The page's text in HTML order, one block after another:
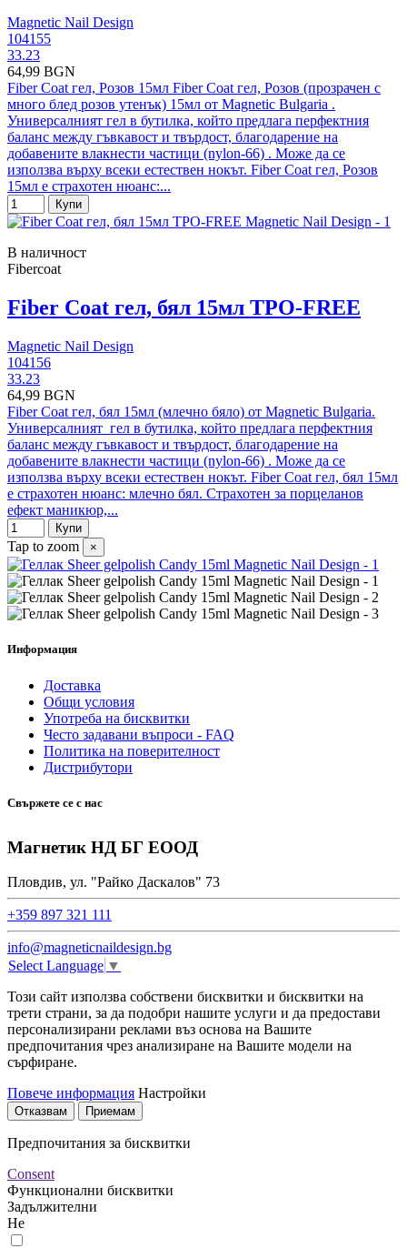
Magnetic Nail Design
104155
33.23
64,99 BGN
Fiber Coat гел, Розов 15мл Fiber Coat гел, Розов (прозрачен с
много блед розов утенък) 15мл от Magnetic Bulgaria .
Универсалният гел в бутилка, който предлага перфектния
баланс между гъвкавост и твърдост, благодарение на
добавените влакнести частици (nylon-66) . Може да се
използва върху всеки естествен нокът. Fiber Coat гел, Розов
15мл е страхотен нюанс:...
Купи
В наличност
Fibercoat
Fiber Coat гел, бял 15мл TPO-FREE
Magnetic Nail Design
104156
33.23
64,99 BGN
Fiber Coat гел, бял 15мл (млечно бяло) от Magnetic Bulgaria.
Универсалният гел в бутилка, който предлага перфектния
баланс между гъвкавост и твърдост, благодарение на
добавените влакнести частици (nylon-66) . Може да се
използва върху всеки естествен нокът. Fiber Coat гел, бял 15мл
е страхотен нюанс: млечно бял. Страхотен за порцеланов
ефект маникюр,...
Купи
Tap to zoom ×
Информация
Доставка
Общи условия
Употреба на бисквитки
Често задавани въпроси - FAQ
Политика на поверителност
Дистрибутори
Свържете се с нас
Магнетик НД БГ ЕООД
Пловдив, ул. "Райко Даскалов" 73
+359 897 321 111
info@magneticnaildesign.bg
Select Language ▼
Този сайт използва собствени бисквитки и бисквитки на
трети страни, за да подобри нашите услуги и да предостави
персонализирани реклами въз основа на Вашите
предпочитания чрез анализиране на Вашите модели на
сърфиране.
Повече информация Настройки
Отказвам Приемам
Предпочитания за бисквитки
Consent
Функционални бисквитки
Задължителни
Не